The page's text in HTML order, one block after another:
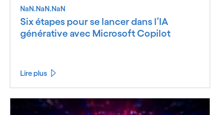
NaN.NaN.NaN
Six étapes pour se lancer dans l’IA
générative avec Microsoft Copilot
Lire plus